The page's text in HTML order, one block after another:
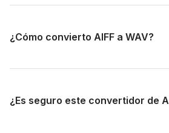
¿Cómo convierto AIFF a WAV?
¿Es seguro este convertidor de